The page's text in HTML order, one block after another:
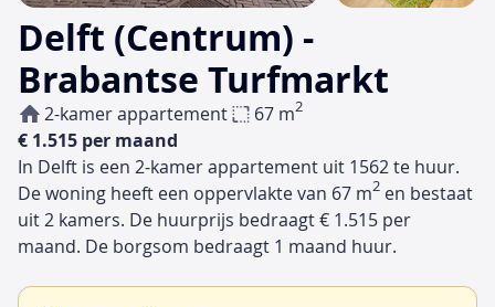
Delft (Centrum) -
Brabantse Turfmarkt
2-kamer appartement 67 m2
€ 1.515 per maand
In Delft is een 2-kamer appartement uit 1562 te huur.
De woning heeft een oppervlakte van 67 m2 en bestaat
uit 2 kamers. De huurprijs bedraagt € 1.515 per
maand. De borgsom bedraagt 1 maand huur.